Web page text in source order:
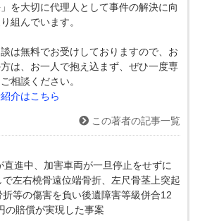
を大切に代理人として事件の解決に向
組んでいます。
は無料でお受けしておりますので、お
は、お一人で抱え込まず、ぜひ一度専
相談ください。
介はこちら
この著者の記事一覧
直進中、加害車両が一旦停止をせずに
左右橈骨遠位端骨折、左尺骨茎上突起
等の傷害を負い後遺障害等級併合12
の賠償が実現した事案